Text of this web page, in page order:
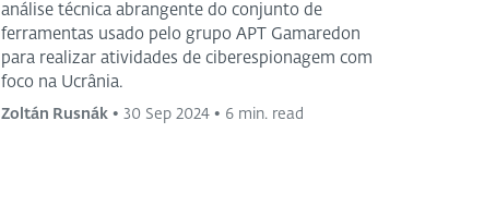
análise técnica abrangente do conjunto de
ferramentas usado pelo grupo APT Gamaredon
para realizar atividades de ciberespionagem com
foco na Ucrânia.
Zoltán Rusnák • 30 Sep 2024 • 6 min. read